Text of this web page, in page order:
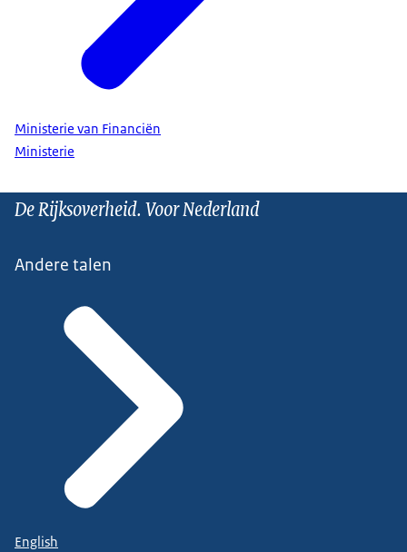
Ministerie van Financiën
Ministerie
De Rijksoverheid. Voor Nederland
Andere talen
English